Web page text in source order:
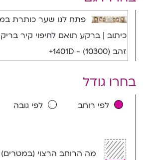
פתח לנו שער כותרת
כיתוב | ברקע תואם לחיפוי קיר
זהב (10300) - 1401D+
בחרו גודל
לפי רוחב לפי גובה
מה הרוחב הרצוי (במטרים)